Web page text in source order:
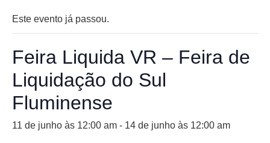
Este evento já passou.
Feira Liquida VR – Feira de
Liquidação do Sul
Fluminense
11 de junho às 12:00 am - 14 de junho às 12:00 am